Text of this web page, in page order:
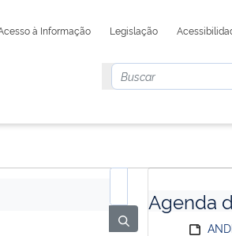
à Informação Legislação
Agenda